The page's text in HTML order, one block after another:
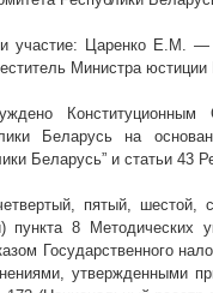
участие: Царенко Е.М. —
Министра юстиции
Беларусь на
Беларусь” и статьи 43
пятый,
8 Методических
Государственного
утвержденными